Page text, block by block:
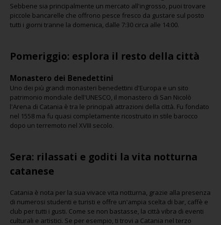
Sebbene sia principalmente un mercato all'ingrosso, puoi trovare
piccole bancarelle che offrono pesce fresco da gustare sul posto
tutti i giorni tranne la domenica, dalle 7:30 circa alle 14:00.
Pomeriggio: esplora il resto della città
Monastero dei Benedettini
Uno dei più grandi monasteri benedettini d'Europa e un sito
patrimonio mondiale dell'UNESCO, il monastero di San Nicolò
l'Arena di Catania è tra le principali attrazioni della città. Fu fondato
nel 1558 ma fu quasi completamente ricostruito in stile barocco
dopo un terremoto nel XVIII secolo.
Sera: rilassati e goditi la vita notturna
catanese
Catania è nota per la sua vivace vita notturna, grazie alla presenza
di numerosi studenti e turisti e offre un'ampia scelta di bar, caffè e
club per tutti i gusti. Come se non bastasse, la città vibra di eventi
culturali e artistici. Se per esempio, ti trovi a Catania nel terzo